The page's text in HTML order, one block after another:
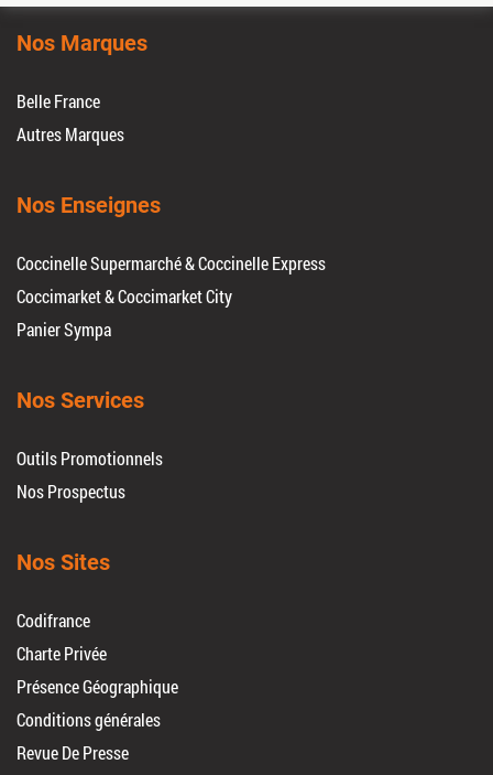
Nos Marques
Belle France
Autres Marques
Nos Enseignes
Coccinelle Supermarché & Coccinelle Express
Coccimarket & Coccimarket City
Panier Sympa
Nos Services
Outils Promotionnels
Nos Prospectus
Nos Sites
Codifrance
Charte Privée
Présence Géographique
Conditions générales
Revue De Presse